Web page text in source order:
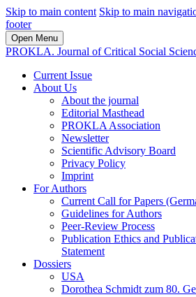
Skip to main content Skip to main
footer
Open Menu
PROKLA. Journal of Critical Social
Current Issue
About Us
About the journal
Editorial Masthead
PROKLA Association
Newsletter
Scientific Advisory Board
Privacy Policy
Imprint
For Authors
Current Call for Papers
Guidelines for Authors
Peer-Review Process
Publication Ethics and
Statement
Dossiers
USA
Dorothea Schmidt zum 80.